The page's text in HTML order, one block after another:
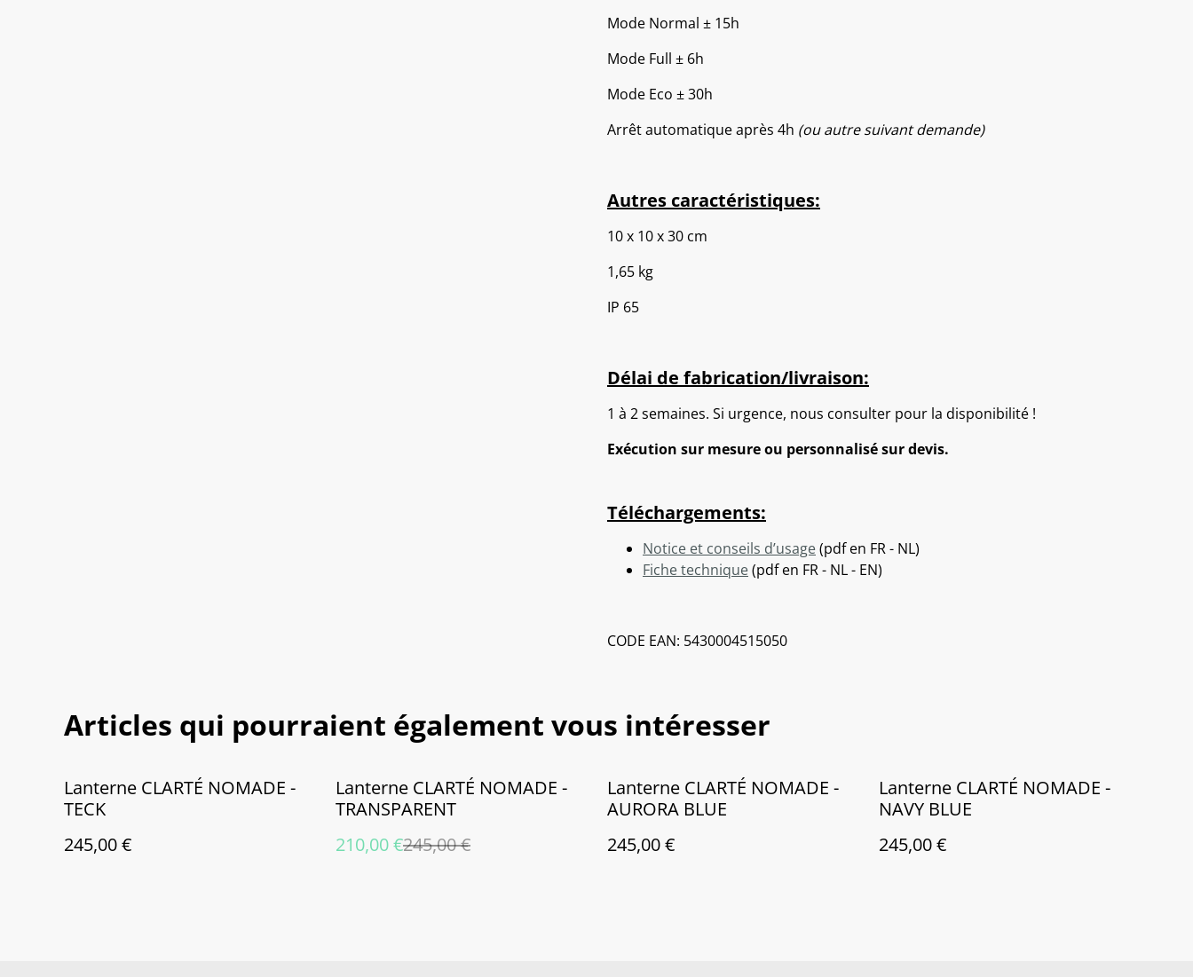
Mode Normal ± 15h
Mode Full ± 6h
Mode Eco ± 30h
Arrêt automatique après 4h (ou autre suivant demande)
Autres caractéristiques:
10 x 10 x 30 cm
1,65 kg
IP 65
Délai de fabrication/livraison:
1 à 2 semaines. Si urgence, nous consulter pour la disponibilité !
Exécution sur mesure ou personnalisé sur devis.
Téléchargements:
Notice et conseils d’usage(pdf en FR - NL)
Fiche technique(pdf en FR - NL - EN)
CODE EAN: 5430004515050
Articles qui pourraient également vous intéresser
Lanterne CLARTÉ NOMADE -
TECK
245,00 €
%
Lanterne CLARTÉ NOMADE -
TRANSPARENT
210,00 €245,00 €
Lanterne CLARTÉ NOMADE -
AURORA BLUE
245,00 €
Lanterne CLARTÉ NOMADE -
NAVY BLUE
245,00 €